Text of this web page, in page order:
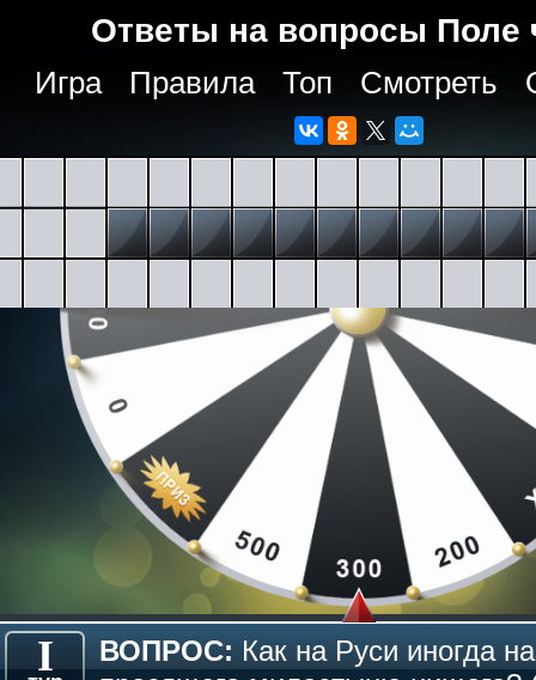
Ответы на вопросы Поле
Игра Правила Топ Смотреть
I ВОПРОС: Как на Руси иногда